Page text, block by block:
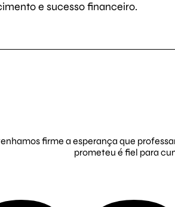
e sucesso financeiro.
firme a esperança que
prometeu é fiel para